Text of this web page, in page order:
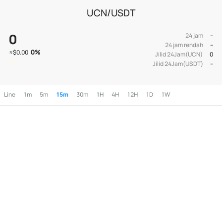
UCN/USDT
0
≈$0.00 0%
24 jam
--
24 jam rendah
--
Jilid 24Jam(UCN)
0
Jilid 24Jam(USDT)
--
Line 1m 5m 15m 30m 1H 4H 12H 1D 1W